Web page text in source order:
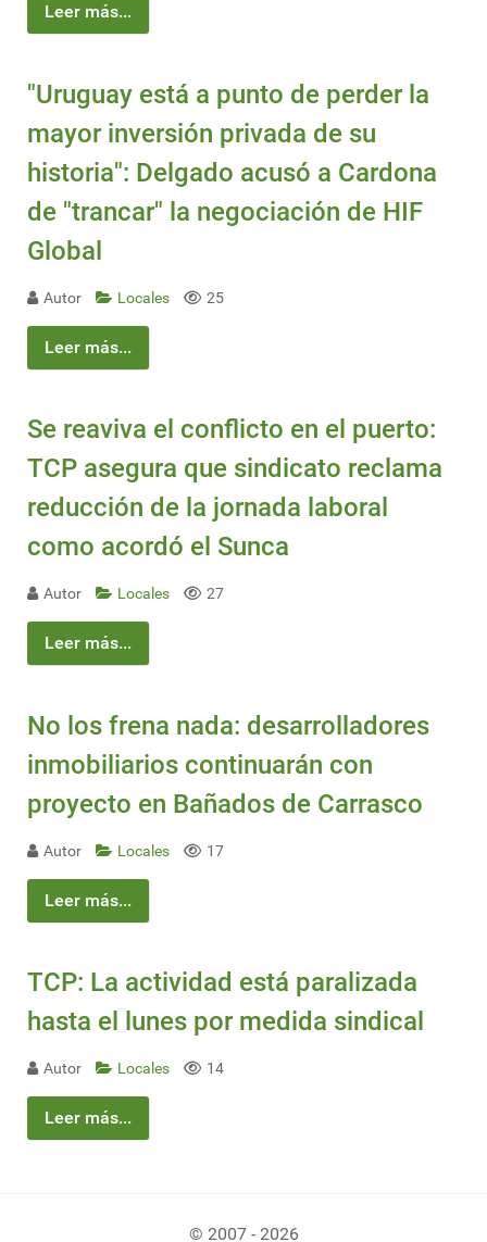
Leer más...
"Uruguay está a punto de perder la
mayor inversión privada de su
historia": Delgado acusó a Cardona
de "trancar" la negociación de HIF
Global
Autor Locales 25
Leer más...
Se reaviva el conflicto en el puerto:
TCP asegura que sindicato reclama
reducción de la jornada laboral
como acordó el Sunca
Autor Locales 27
Leer más...
No los frena nada: desarrolladores
inmobiliarios continuarán con
proyecto en Bañados de Carrasco
Autor Locales 17
Leer más...
TCP: La actividad está paralizada
hasta el lunes por medida sindical
Autor Locales 14
Leer más...
© 2007 - 2026